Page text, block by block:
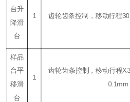
台升
降滑
台
1 齿轮齿条控制，移动行程
样品
台平
移滑
台
1
齿轮齿条控制，移动行程
0.1mm